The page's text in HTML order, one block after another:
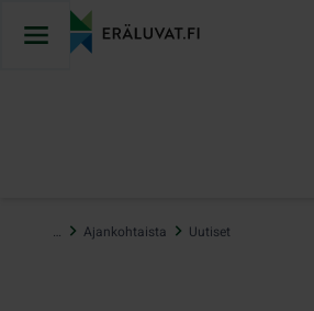
sisältöön
… Ajankohtaista Uutiset